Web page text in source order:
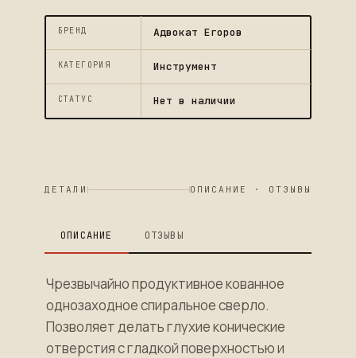
БРЕНД Адвокат Егоров
КАТЕГОРИЯ Инструмент
СТАТУС Нет в наличии
ДЕТАЛИ ОПИСАНИЕ · ОТЗЫВЫ
ОПИСАНИЕ ОТЗЫВЫ
Чрезвычайно продуктивное кованное
однозаходное спиральное сверло.
Позволяет делать глухие конические
отверстия с гладкой поверхностью и